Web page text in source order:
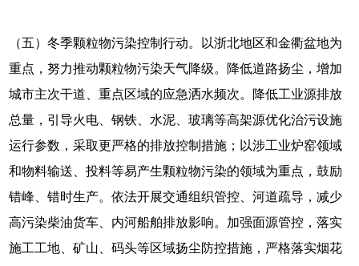
（五）冬季颗粒物污染控制行动。以浙北地区和金衢盆地为
重点，努力推动颗粒物污染天气降级。降低道路扬尘，增加
城市主次干道、重点区域的应急洒水频次。降低工业源排放
总量，引导火电、钢铁、水泥、玻璃等高架源优化治污设施
运行参数，采取更严格的排放控制措施；以涉工业炉窑领域
和物料输送、投料等易产生颗粒物污染的领域为重点，鼓励
错峰、错时生产。依法开展交通组织管控、河道疏导，减少
高污染柴油货车、内河船舶排放影响。加强面源管控，落实
施工工地、矿山、码头等区域扬尘防控措施，严格落实烟花